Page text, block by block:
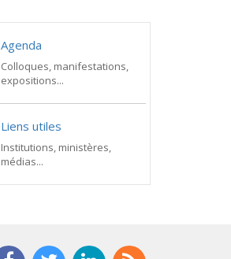
Agenda
Colloques, manifestations,
expositions...
Liens utiles
Institutions, ministères,
médias...